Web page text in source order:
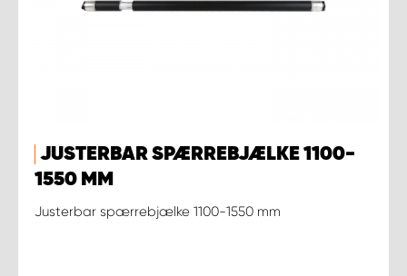
JUSTERBAR SPÆRREBJÆLKE 1100-
1550 MM
Justerbar spærrebjælke 1100-1550 mm